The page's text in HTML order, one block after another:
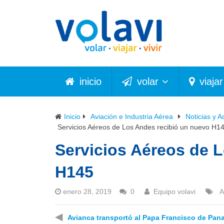
inicio volar viajar
Inicio Aviación e Industria Aérea
Noticias y
Servicios Aéreos de Los Andes recibió un nuevo
Servicios Aéreos de
H145
enero 28, 2019 0 Equipo volavi
◀
Avianca transportó al Papa Francisco de